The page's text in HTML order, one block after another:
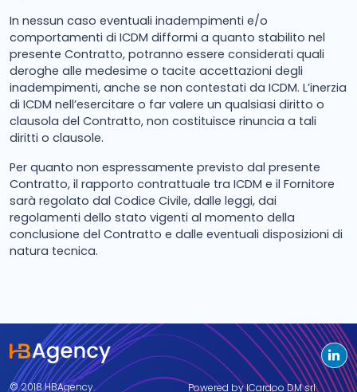
In nessun caso eventuali inadempimenti e/o
comportamenti di ICDM difformi a quanto stabilito nel
presente Contratto, potranno essere considerati quali
deroghe alle medesime o tacite accettazioni degli
inadempimenti, anche se non contestati da ICDM. L’inerzia
di ICDM nell’esercitare o far valere un qualsiasi diritto o
clausola del Contratto, non costituisce rinuncia a tali
diritti o clausole.
Per quanto non espressamente previsto dal presente
Contratto, il rapporto contrattuale tra ICDM e il Fornitore
sarà regolato dal Codice Civile, dalle leggi, dai
regolamenti dello stato vigenti al momento della
conclusione del Contratto e dalle eventuali disposizioni di
natura tecnica.
© 2018 HBAgency. Powered by ICardoo DM srl